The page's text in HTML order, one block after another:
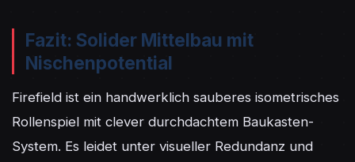
Fazit: Solider Mittelbau mit
Nischenpotential
Firefield ist ein handwerklich sauberes isometrisches
Rollenspiel mit clever durchdachtem Baukasten-
System. Es leidet unter visueller Redundanz und